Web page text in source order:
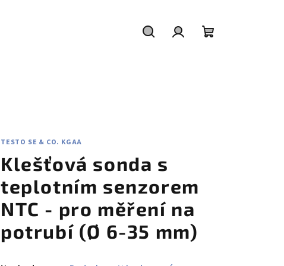
TESTO SE & CO. KGAA
Klešťová sonda s
teplotním senzorem
NTC - pro měření na
potrubí (Ø 6-35 mm)